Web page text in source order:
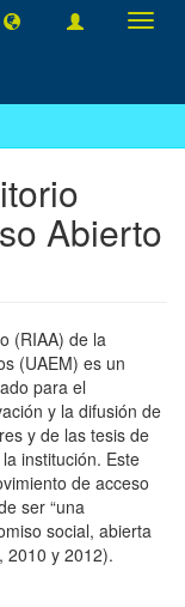
Abierto
(RIAA) de la
(UAEM) es un
para el
y la difusión de
y de las tesis de
institución. Este
de acceso
ser “una
social, abierta
2010 y 2012).